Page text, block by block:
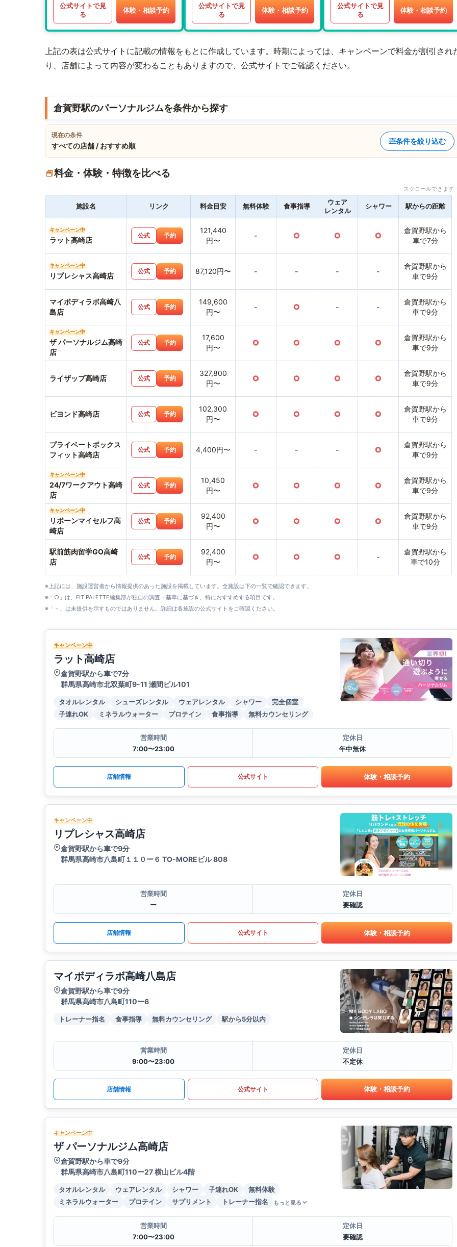
公式サイトで見
る
体験・相談予約
公式サイトで見
る
体験・相談予約
公式サイトで見
る
体験・相談予約
上記の表は公式サイトに記載の情報をもとに作成しています。時期によっては、キャンペーンで料金が割引され
り、店舗によって内容が変わることもありますので、公式サイトでご確認ください。
倉賀野駅のパーソナルジムを条件から探す
現在の条件
すべての店舗 / おすすめ順
条件を絞り込む
料金・体験・特徴を比べる
スクロールできま
施設名 リンク 料金目安 無料体験 食事指導
ウェア
レンタル
シャワー 駅からの距離
キャンペーン中
ラット高崎店
公式 予約
121,440
円〜
- ○ ○ ○
倉賀野駅から
車で7分
キャンペーン中
リプレシャス高崎店
公式 予約 87,120円〜 - - - -
倉賀野駅から
車で9分
マイボディラボ高崎八
島店
公式 予約
149,600
円〜
- ○ - -
倉賀野駅から
車で9分
キャンペーン中
ザ パーソナルジム高崎
店
公式 予約
17,600
円〜
○ ○ ○ ○
倉賀野駅から
車で9分
ライザップ高崎店 公式 予約
327,800
円〜
○ ○ ○ ○
倉賀野駅から
車で9分
ビヨンド高崎店 公式 予約
102,300
円〜
○ ○ ○ ○
倉賀野駅から
車で9分
プライベートボックス
フィット高崎店
公式 予約 4,400円〜 - - - ○
倉賀野駅から
車で9分
キャンペーン中
24/7ワークアウト高崎
店
公式 予約
10,450
円〜
○ ○ ○ ○
倉賀野駅から
車で9分
キャンペーン中
リボーンマイセルフ高
崎店
公式 予約
92,400
円〜
○ ○ ○ ○
倉賀野駅から
車で9分
駅前筋肉留学GO高崎
店
公式 予約
92,400
円〜
○ ○ ○ -
倉賀野駅から
車で10分
※上記には、施設運営者から情報提供のあった施設を掲載しています。全施設は下の一覧で確認できます。
※「○」は、FIT PALETTE編集部が独自の調査・基準に基づき、特におすすめする項目です。
※「－」は未提供を示すものではありません。詳細は各施設の公式サイトをご確認ください。
キャンペーン中
ラット高崎店
倉賀野駅から車で7分
群馬県高崎市北双葉町9-11 瀬間ビル101
タオルレンタル シューズレンタル ウェアレンタル シャワー
完全個室
子連れOK
ミネラルウォーター プロテイン 食事指導 無料カウンセリング
営業時間
7:00〜23:00
定休日
年中無休
店舗情報 公式サイト 体験・相談予約
キャンペーン中
リプレシャス高崎店
倉賀野駅から車で9分
群馬県高崎市八島町１１０ー６ TO-MOREビル 808
営業時間
ー
定休日
要確認
店舗情報 公式サイト 体験・相談予約
マイボディラボ高崎八島店
倉賀野駅から車で9分
群馬県高崎市八島町110ー6
トレーナー指名 食事指導 無料カウンセリング 駅から5分以内
営業時間
9:00〜23:00
定休日
不定休
店舗情報 公式サイト 体験・相談予約
キャンペーン中
ザ パーソナルジム高崎店
倉賀野駅から車で9分
群馬県高崎市八島町110ー27 横山ビル4階
タオルレンタル ウェアレンタル シャワー 子連れOK
無料体験
ミネラルウォーター
プロテイン サプリメント トレーナー指名 もっと見る
営業時間
7:00〜23:00
定休日
要確認